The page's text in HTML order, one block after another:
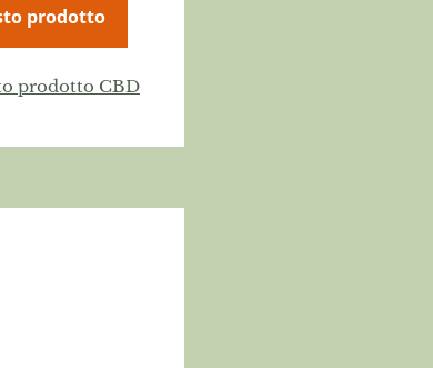
prodotto
prodotto CBD